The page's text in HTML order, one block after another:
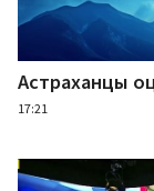
Астраханцы
17:21